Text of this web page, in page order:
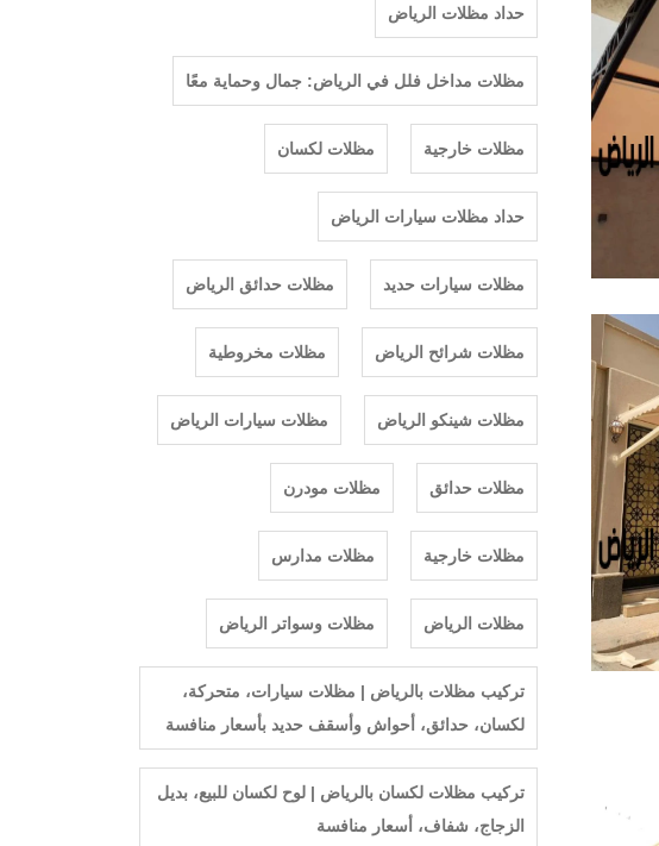
حداد مظلات الرياض
مظلات مداخل فلل في الرياض: جمال وحماية معًا
مظلات خارجية مظلات لكسان
حداد مظلات سيارات الرياض
مظلات سيارات حديد مظلات حدائق الرياض
مظلات شرائح الرياض مظلات مخروطية
مظلات شينكو الرياض مظلات سيارات الرياض
مظلات حدائق مظلات مودرن
مظلات خارجية مظلات مدارس
مظلات الرياض مظلات وسواتر الرياض
تركيب مظلات بالرياض | مظلات سيارات، متحركة،
لكسان، حدائق، أحواش وأسقف حديد بأسعار منافسة
تركيب مظلات لكسان بالرياض | لوح لكسان للبيع، بديل
الزجاج، شفاف، أسعار منافسة